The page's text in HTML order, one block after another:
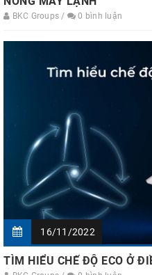
BKC Groups / 0 bình luận
16/11/2022
TÌM HIỂU CHẾ ĐỘ ECO Ở